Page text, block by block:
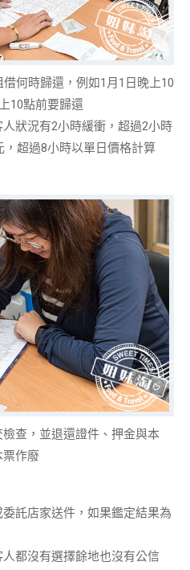
何時歸還，例如1月1日晚上10
10點前要歸還
狀況有2小時緩衝， 超過2小時
， 超過8小時以單日價格計算
查，並退還證件、押金與本
票作廢
委託店家送件 ，如果鑑定結果為
都沒有選擇餘地也沒有公信